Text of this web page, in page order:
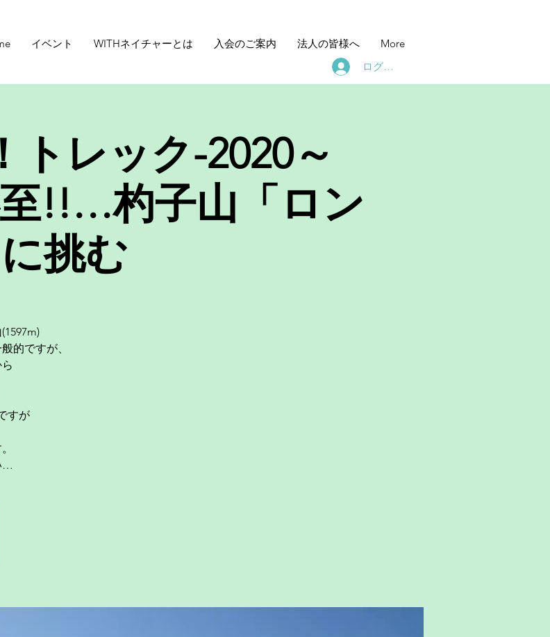
イベント WITHネイチャーとは 入会のご案内 法人の皆様へ
More
ログイン
トレック-2020～
!!…杓子山「ロン
挑む
的ですが、
すが
…